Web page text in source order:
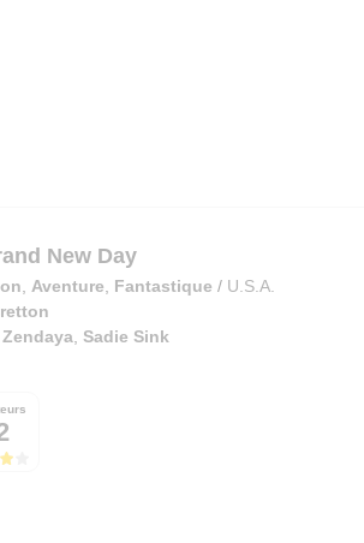
New Day
Aventure Fantastique / U.S.A.
Zendaya Sadie Sink